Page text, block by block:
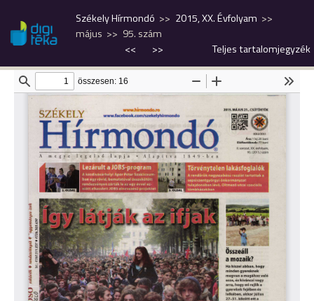
Székely Hírmondó
2015, XX. Évfolyam
május
95. szám
<<
>> Teljes tartalomjegyzék